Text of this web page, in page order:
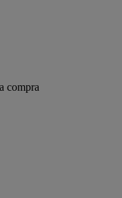
compra